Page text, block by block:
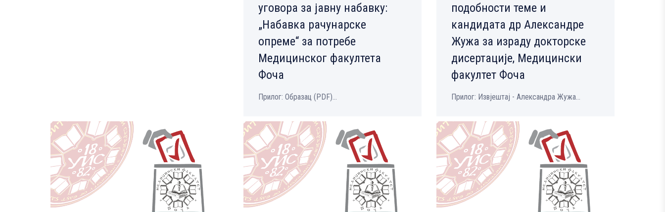
уговора за јавну набавку:
„Набавка рачунарске
опреме“ за потребе
Медицинског факултета
Фоча
Прилог: Образац (PDF)...
подобности теме и
кандидата др Александре
Жужа за израду докторске
дисертације, Медицински
факултет Фоча
Прилог: Извјештај - Александра Жужа...